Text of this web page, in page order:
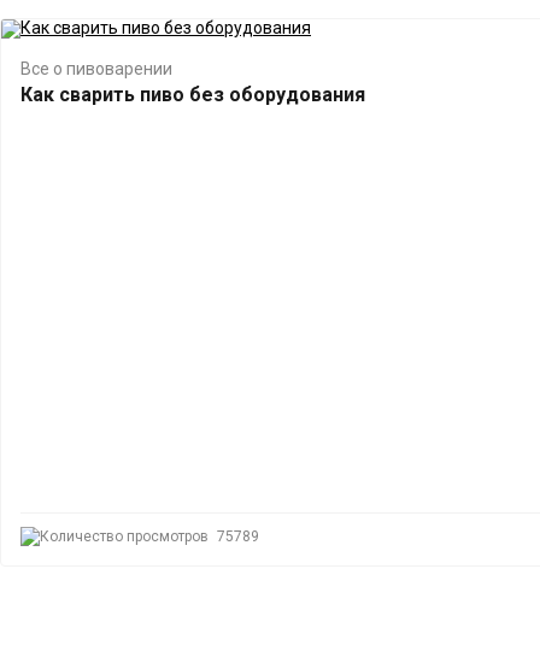
Все о пивоварении
Как сварить пиво без оборудования
75789